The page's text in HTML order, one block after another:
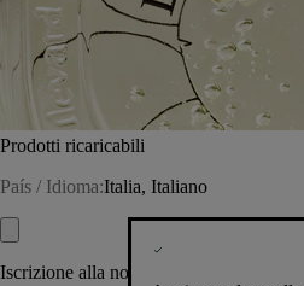
Prodotti ricaricabili
País / Idioma:Italia, Italiano
Iscrizione alla nostra Newsletter